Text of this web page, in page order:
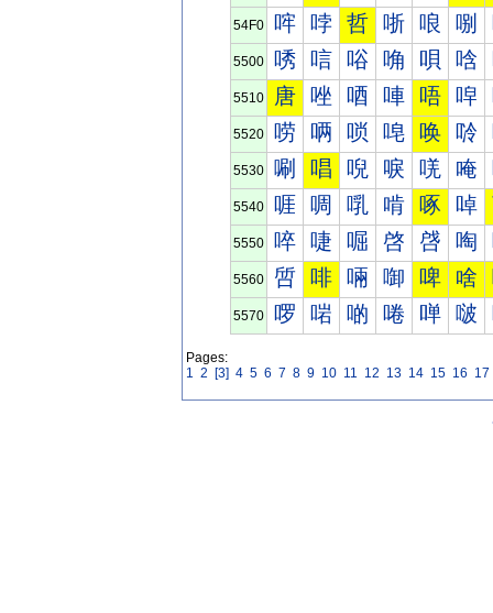
54F0 哰 哱 哲 哳 哴 哵
5500 唀 唁 唂 唃 唄 唅
5510 唐 唑 唒 唓 唔 唕
5520 唠 唡 唢 唣 唤 唥
5530 唰 唱 唲 唳 唴 唵
5540 啀 啁 啂 啃 啄 啅
5550 啐 啑 啒 啓 啔 啕
5560 啠 啡 啢 啣 啤 啥
5570 啰 啱 啲 啳 啴 啵
Pages:
1 2 [3] 4 5 6 7 8 9 10 11 12 13 14 15 16 17